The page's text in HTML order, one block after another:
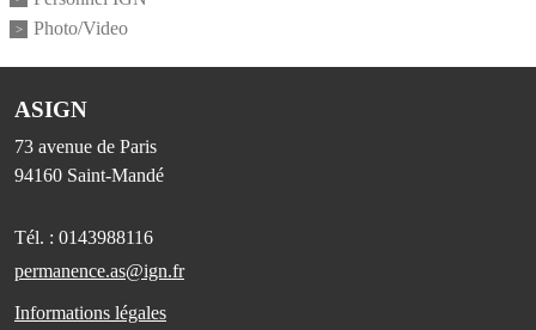
Photo/Video
ASIGN
73 avenue de Paris
94160 Saint-Mandé
Tél. : 0143988116
permanence.as@ign.fr
Informations légales